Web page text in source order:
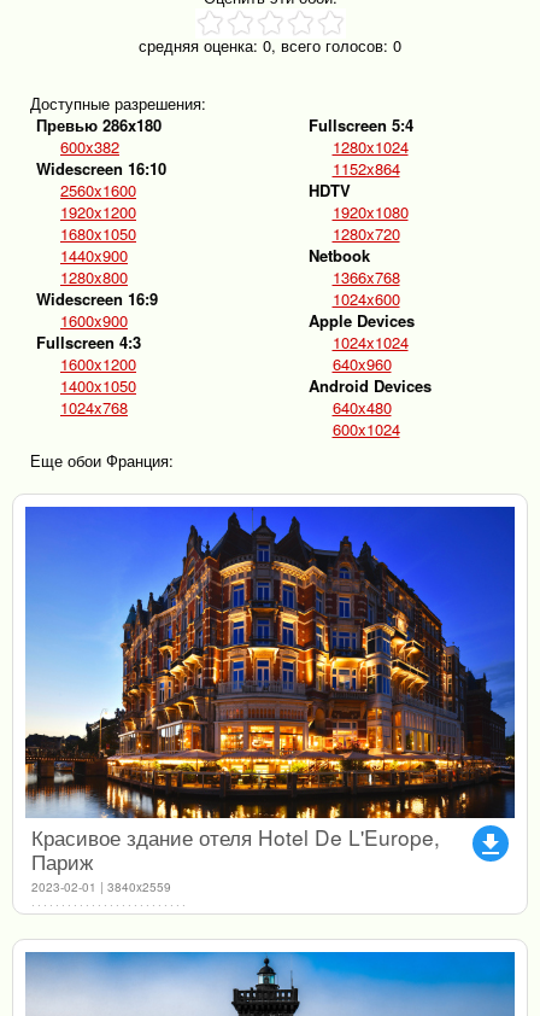
средняя оценка: 0, всего голосов: 0
Доступные разрешения:
Превью 286x180
600x382
Widescreen 16:10
2560x1600
1920x1200
1680x1050
1440x900
1280x800
Widescreen 16:9
1600x900
Fullscreen 4:3
1600x1200
1400x1050
1024x768
Fullscreen 5:4
1280x1024
1152x864
HDTV
1920x1080
1280x720
Netbook
1366x768
1024x600
Apple Devices
1024x1024
640x960
Android Devices
640x480
600x1024
Еще обои Франция:
file_download
Красивое здание отеля Hotel De L'Europe,
Париж
2023-02-01 | 3840x2559